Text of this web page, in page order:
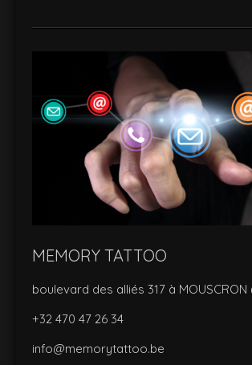
MEMORY TATTOO
boulevard des alliés 317 à MOUSCRON
+32 470 47 26 34
info@memorytattoo.be